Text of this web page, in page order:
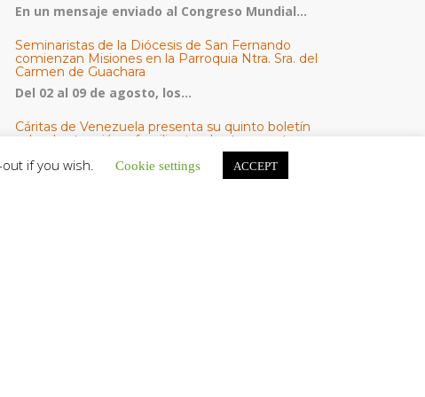
En un mensaje enviado al Congreso Mundial...
Seminaristas de la Diócesis de San Fernando
comienzan Misiones en la Parroquia Ntra. Sra. del
Carmen de Guachara
Del 02 al 09 de agosto, los...
Cáritas de Venezuela presenta su quinto boletín
sobre la atención a familias tras los terremotos
Cáritas de Venezuela publicó este martes 4...
if you wish. Cookie settings ACCEPT